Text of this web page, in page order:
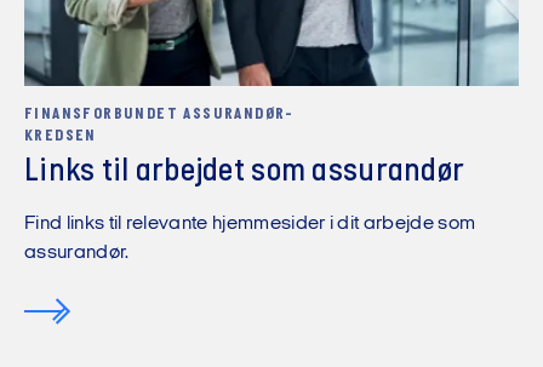
FINANSFORBUNDET ASSURANDØR-
KREDSEN
Links til arbejdet som assurandør
Find links til relevante hjemmesider i dit arbejde som
assurandør.